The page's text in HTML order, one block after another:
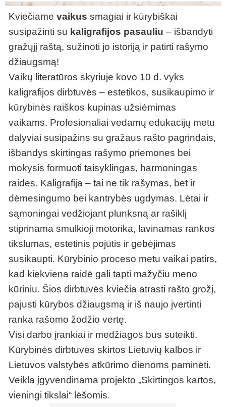
Kviečiamevaikus smagiai ir kūrybiškai
susipažinti su kaligrafijos pasauliu – išbandyti
gražųjį raštą, sužinoti jo istoriją ir patirti rašymo
džiaugsmą!
Vaikų literatūros skyriuje kovo 10 d. vyks
kaligrafijos dirbtuvės – estetikos, susikaupimo ir
kūrybinės raiškos kupinas užsiėmimas
vaikams. Profesionaliai vedamų edukacijų metu
dalyviai susipažins su gražaus rašto pagrindais,
išbandys skirtingas rašymo priemones bei
mokysis formuoti taisyklingas, harmoningas
raides. Kaligrafija – tai ne tik rašymas, bet ir
dėmesingumo bei kantrybės ugdymas. Lėtai ir
sąmoningai vedžiojant plunksną ar rašiklį
stiprinama smulkioji motorika, lavinamas rankos
tikslumas, estetinis pojūtis ir gebėjimas
susikaupti. Kūrybinio proceso metu vaikai patirs,
kad kiekviena raidė gali tapti mažyčiu meno
kūriniu. Šios dirbtuvės kviečia atrasti rašto grožį,
pajusti kūrybos džiaugsmą ir iš naujo įvertinti
ranka rašomo žodžio vertę.
Visi darbo įrankiai ir medžiagos bus suteikti.
Kūrybinės dirbtuvės skirtos Lietuvių kalbos ir
Lietuvos valstybės atkūrimo dienoms paminėti.
Veikla įgyvendinama projekto „Skirtingos kartos,
vieningi tikslai“ lėšomis.